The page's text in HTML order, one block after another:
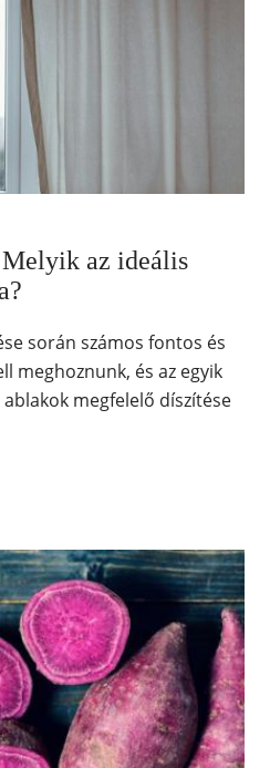
az ideális
során számos fontos és
meghoznunk, és az egyik
megfelelő díszítése